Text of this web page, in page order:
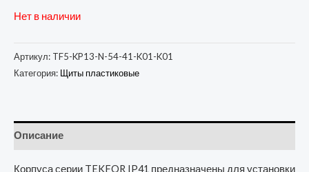
Нет в наличии
Артикул: TF5-KP13-N-54-41-K01-K01
Категория: Щиты пластиковые
Описание
Корпуса серии TEKFOR IP41 предназначены для установки